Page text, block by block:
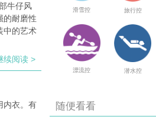
牛仔风
的耐磨性
中的艺术
续阅读 >
内衣。有
滑雪控 旅行控
漂流控 潜水控
随便看看